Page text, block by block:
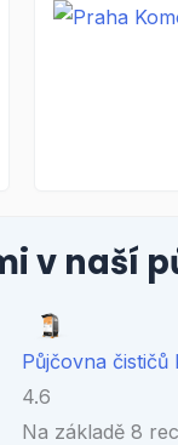
v naší
Půjčovna
4.6
Na základě 8